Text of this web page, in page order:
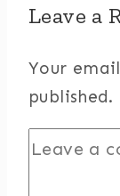
Leave a
Your
published.